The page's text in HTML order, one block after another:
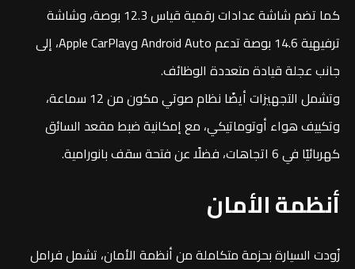
كما تضم شاشة عدادات رقمية قياس 12.3 بوصة، وشاشة
ترفيهية 14.6 بوصة تدعم Android Auto وApple CarPlay، إلى
جانب عجلة قيادة متعددة الوظائف.
وتشمل التجهيزات أيضًا نظام صوتي مكون من 12 سماعة،
وتكييف هواء أوتوماتيكي، مع إمكانية ضبط مقعد السائق
كهربائيًا في 6 اتجاهات، فضلًا عن فتحة سقف بانورامية.
أنظمة الأمان
زُودت السيارة بحزمة متكاملة من أنظمة الأمان، تشمل فرامل